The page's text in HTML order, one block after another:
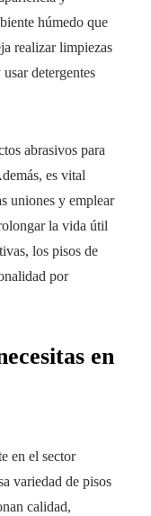
húmedo que
realizar limpiezas
detergentes
abrasivos para
es vital
uniones y emplear
la vida útil
los pisos de
por
en
en el sector
variedad de pisos
calidad,